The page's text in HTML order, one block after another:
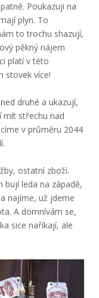
Poukazuji na
plyn. To
to trochu shazují,
pěkný nájem
platí v této
stovek více!
druhé a ukazují,
mít střechu nad
v průměru 2044
ostatní zboží.
bují leda na západě,
najíme, už jdeme
A domnívám se,
sice naříkají, ale